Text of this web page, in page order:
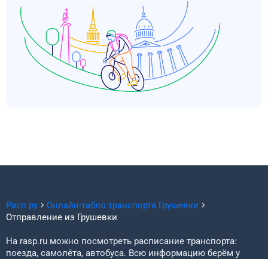
Расп.ру Онлайн-табло транспорта Грушевки
Отправление из Грушевки
На rasp.ru можно посмотреть расписание транспорта:
поезда, самолёта, автобуса. Всю информацию берём у